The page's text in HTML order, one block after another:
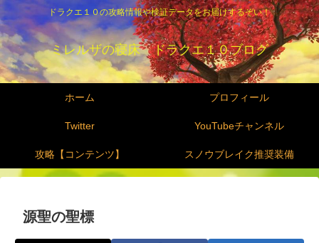
ドラクエ１０の攻略情報や検証データをお届けするぞい！
ミレルザの寝床 ドラクエ１０ブログ
ホーム プロフィール
Twitter YouTubeチャンネル
攻略【コンテンツ】 スノウブレイク推奨装備
源聖の聖標